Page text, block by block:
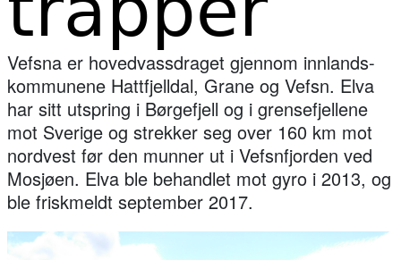
Vefsna er hovedvassdraget gjennom innlands-
kommunene Hattfjelldal, Grane og Vefsn. Elva
har sitt utspring i Børgefjell og i grensefjellene
mot Sverige og strekker seg over 160 km mot
nordvest før den munner ut i Vefsnfjorden ved
Mosjøen. Elva ble behandlet mot gyro i 2013, og
ble friskmeldt september 2017.